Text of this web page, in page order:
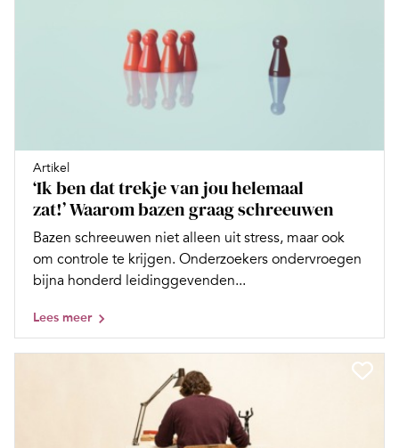
Artikel
‘Ik ben dat trekje van jou helemaal
zat!’ Waarom bazen graag schreeuwen
Bazen schreeuwen niet alleen uit stress, maar ook
om controle te krijgen. Onderzoekers ondervroegen
bijna honderd leidinggevenden...
Lees meer